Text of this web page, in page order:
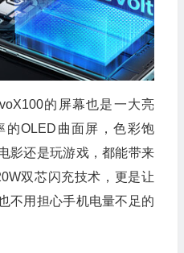
的屏幕也是一大亮
的OLED曲面屏，色彩饱
影还是玩游戏，都能带来
双芯闪充技术，更是让
不用担心手机电量不足的